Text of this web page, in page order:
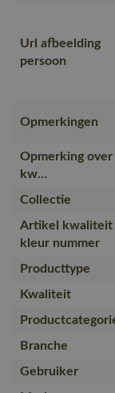
Url afbeelding
persoon
Opmerkingen
Opmerking over
kw…
Collectie
Artikel kwaliteit
kleur nummer
Producttype
Kwaliteit
Branche
Gebruiker